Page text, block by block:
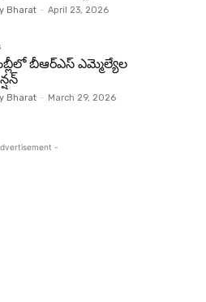
Bharat - April 23, 2026
బీఆర్‌ఎస్ ఎమ్మెల్యేల
Bharat - March 29, 2026
-